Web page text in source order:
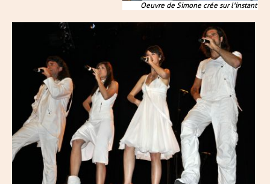
Oeuvre de Simone crée sur l'instant